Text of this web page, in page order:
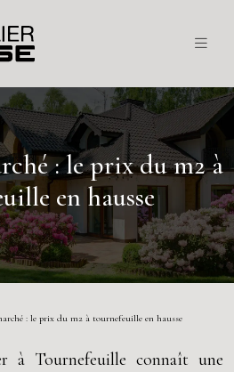
: le prix du m2 à
en hausse
: le prix du m2 à tournefeuille en hausse
à Tournefeuille connaît une